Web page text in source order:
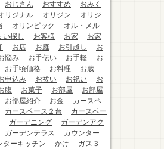
おじさん おすすめ
おみく
リジナル オリジン
オリジ
オリンピック
オル・メル
い探し
お客様 お家
お家
お店 お庭 お引越し
お
悩み お手伝い お手軽
お
お手頃価格 お料理
お歳
申込み お祓い お祝い
お
腹 お菓子 お部屋
お部屋
お部屋紹介 お金
カースペ
カースペース２台
カースペー
ガーデニング
ガーデンアク
ガーデンテラス
カウンター
ターキッチン
かけ
ガス３